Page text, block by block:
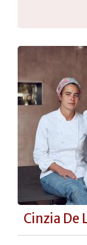
Cinzia De